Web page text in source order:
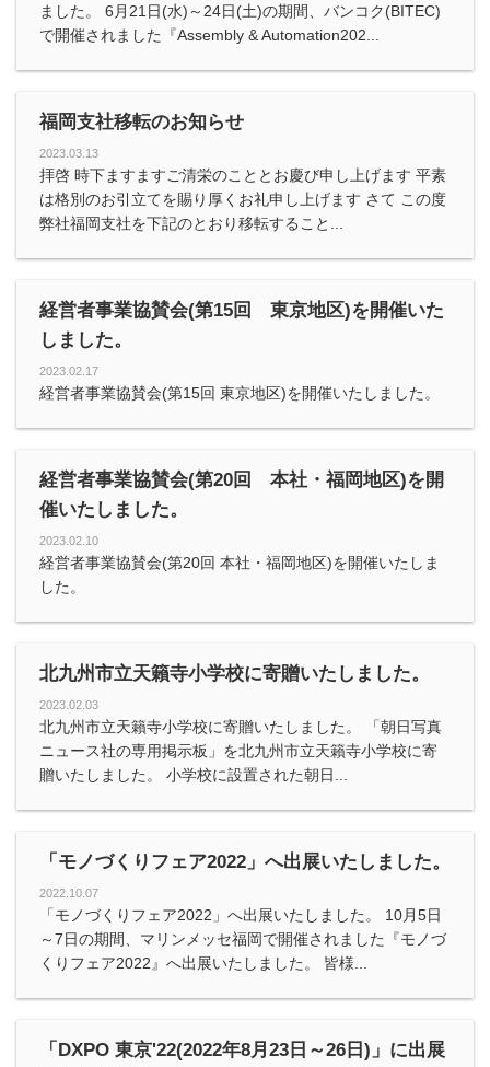
ました。 6月21日(水)～24日(土)の期間、バンコク(BITEC)
で開催されました『Assembly & Automation202...
福岡支社移転のお知らせ
2023.03.13
拝啓 時下ますますご清栄のこととお慶び申し上げます 平素
は格別のお引立てを賜り厚くお礼申し上げます さて この度
弊社福岡支社を下記のとおり移転すること...
経営者事業協賛会(第15回 東京地区)を開催いた
しました。
2023.02.17
経営者事業協賛会(第15回 東京地区)を開催いたしました。
経営者事業協賛会(第20回 本社・福岡地区)を開
催いたしました。
2023.02.10
経営者事業協賛会(第20回 本社・福岡地区)を開催いたしま
した。
北九州市立天籟寺小学校に寄贈いたしました。
2023.02.03
北九州市立天籟寺小学校に寄贈いたしました。 「朝日写真
ニュース社の専用掲示板」を北九州市立天籟寺小学校に寄
贈いたしました。 小学校に設置された朝日...
「モノづくりフェア2022」へ出展いたしました。
2022.10.07
「モノづくりフェア2022」へ出展いたしました。 10月5日
～7日の期間、マリンメッセ福岡で開催されました『モノづ
くりフェア2022』へ出展いたしました。 皆様...
「DXPO 東京'22(2022年8月23日～26日)」に出展